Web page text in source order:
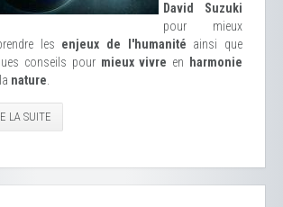
David Suzuki
pour mieux
les enjeux de l'humanité ainsi que
conseils pour mieux vivre en
harmonie
nature
LA SUITE